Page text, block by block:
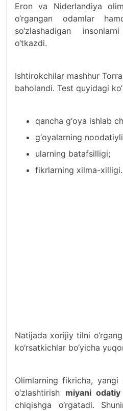
Eron va Niderlandiya
o‘rgangan odamlar
so‘zlashadigan
o‘tkazdi.
Ishtirokchilar mashhur
baholandi. Test quyidagi
qancha g‘oya ishlab
g‘oyalarning
ularning batafsilligi;
fikrlarning xilma-xilligi.
Natijada xorijiy tilni
ko‘rsatkichlar bo‘yicha
Olimlarning fikricha, yangi
o‘zlashtirish miyani
chiqishga o‘rgatadi.